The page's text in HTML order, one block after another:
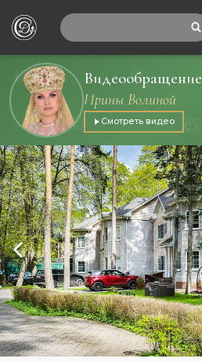
Видеообращение
Ирины Волиной
Смотреть видео